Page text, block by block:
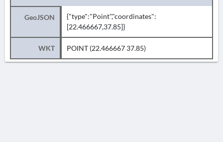
GeoJSON
{"type":"Point","coordinates":
[22.466667,37.85]}
WKT POINT (22.466667 37.85)